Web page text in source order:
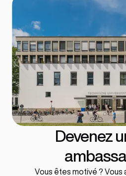
Devenez
Vous êtes motivé ? Vous